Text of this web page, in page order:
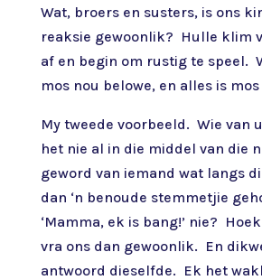
Wat, broers en susters, is ons
reaksie gewoonlik? Hulle klim
af en begin om rustig te speel.
mos nou belowe, en alles is
My tweede voorbeeld. Wie van
het nie al in die middel van die
geword van iemand wat langs
dan ‘n benoude stemmetjie
‘Mamma, ek is bang!’ nie?
vra ons dan gewoonlik. En
antwoord dieselfde. Ek het